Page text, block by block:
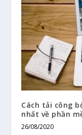
Cách tải công
nhất về phần
26/08/2020